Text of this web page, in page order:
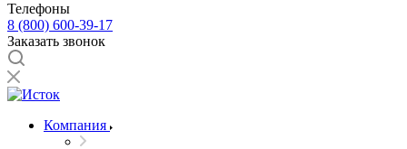
Телефоны
8 (800) 600-39-17
Заказать звонок
Компания